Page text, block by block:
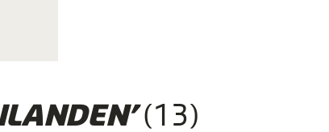
(13)